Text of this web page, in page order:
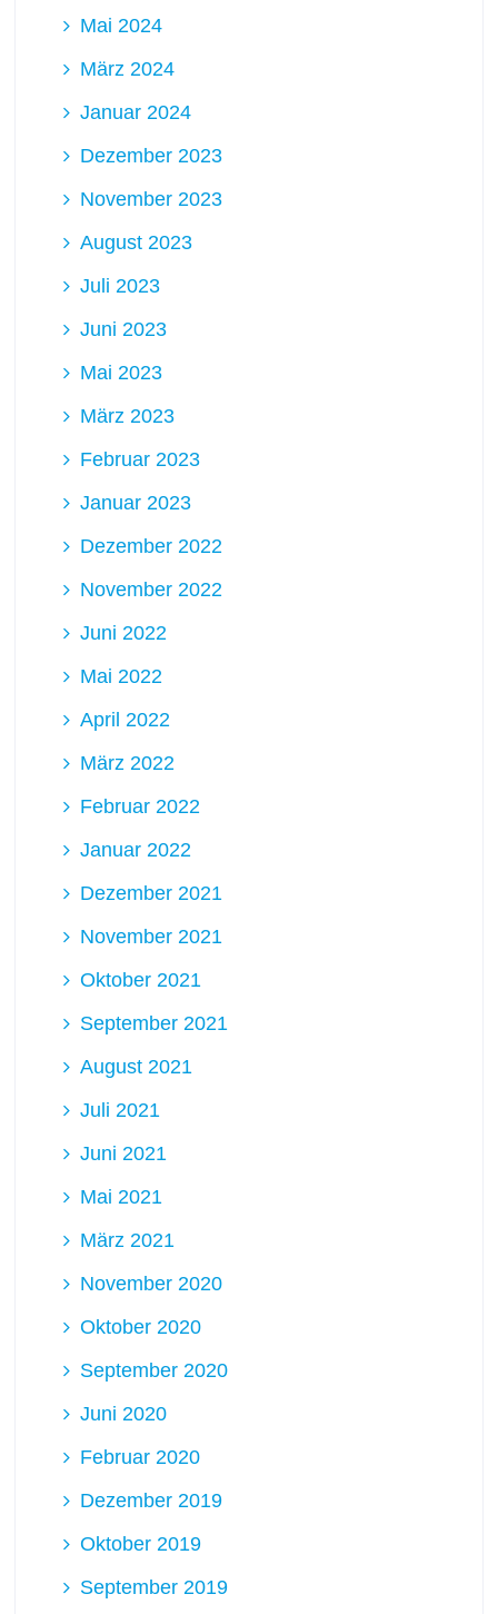
Mai 2024
März 2024
Januar 2024
Dezember 2023
November 2023
August 2023
Juli 2023
Juni 2023
Mai 2023
März 2023
Februar 2023
Januar 2023
Dezember 2022
November 2022
Juni 2022
Mai 2022
April 2022
März 2022
Februar 2022
Januar 2022
Dezember 2021
November 2021
Oktober 2021
September 2021
August 2021
Juli 2021
Juni 2021
Mai 2021
März 2021
November 2020
Oktober 2020
September 2020
Juni 2020
Februar 2020
Dezember 2019
Oktober 2019
September 2019